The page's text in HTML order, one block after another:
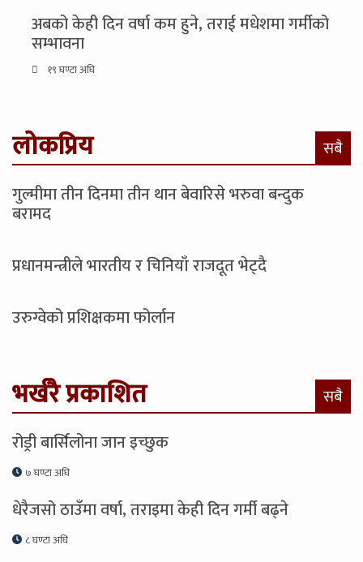
अबको केही दिन वर्षा कम हुने, तराई मधेशमा गर्मीको
सम्भावना
१९ घण्टा अघि
लोकप्रिय सबै
गुल्मीमा तीन दिनमा तीन थान बेवारिसे भरुवा बन्दुक
बरामद
प्रधानमन्त्रीले भारतीय र चिनियाँ राजदूत भेट्दै
उरुग्वेको प्रशिक्षकमा फोर्लान
भर्खरै प्रकाशित सबै
रोड्री बार्सिलोना जान इच्छुक
७ घण्टा अघि
धेरैजसो ठाउँमा वर्षा, तराइमा केही दिन गर्मी बढ्ने
८ घण्टा अघि